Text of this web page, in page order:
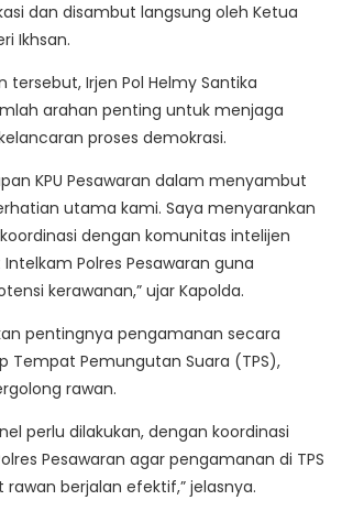
dan disambut langsung oleh Ketua
Ikhsan.
Irjen Pol Helmy Santika
arahan penting untuk menjaga
proses demokrasi.
KPU Pesawaran dalam menyambut
utama kami. Saya menyarankan
dengan komunitas intelijen
Polres Pesawaran guna
kerawanan,” ujar Kapolda.
pentingnya pengamanan secara
Tempat Pemungutan Suara (TPS),
rawan.
perlu dilakukan, dengan koordinasi
Pesawaran agar pengamanan di TPS
berjalan efektif,” jelasnya.